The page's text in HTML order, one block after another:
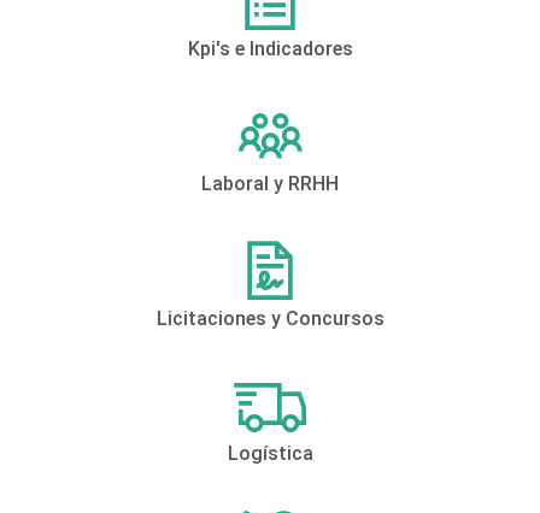
Kpi's e Indicadores
Laboral y RRHH
Licitaciones y Concursos
Logística